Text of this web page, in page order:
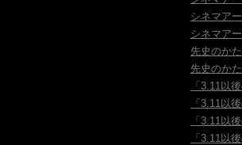
シネマア
シネマア
先史のか
先史のか
「3.11以
「3.11以
「3.11以
「3.11以